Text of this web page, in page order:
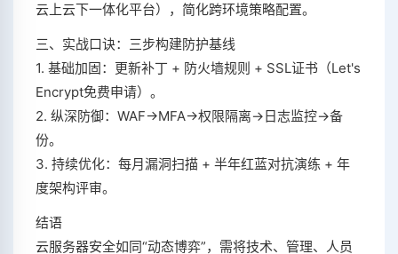
云上云下一体化平台），简化跨环境策略配置。
三、实战口诀：三步构建防护基线
1. 基础加固：更新补丁 + 防火墙规则 + SSL证书（Let's
Encrypt免费申请）。
2. 纵深防御：WAF→MFA→权限隔离→日志监控→备
份。
3. 持续优化：每月漏洞扫描 + 半年红蓝对抗演练 + 年
度架构评审。
结语
云服务器安全如同“动态博弈”，需将技术、管理、人员